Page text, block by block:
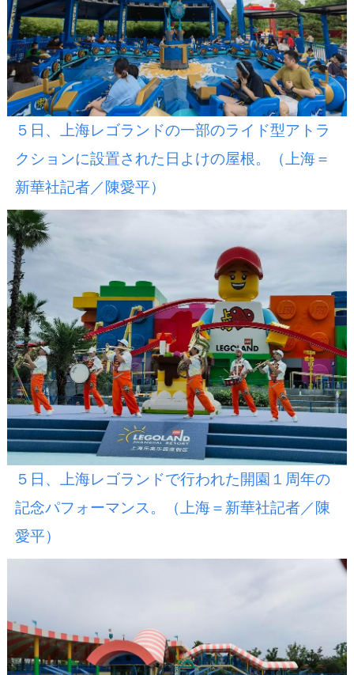
５日、上海レゴランドの一部のライド型アトラ
クションに設置された日よけの屋根。（上海＝
新華社記者／陳愛平）
５日、上海レゴランドで行われた開園１周年の
記念パフォーマンス。（上海＝新華社記者／陳
愛平）